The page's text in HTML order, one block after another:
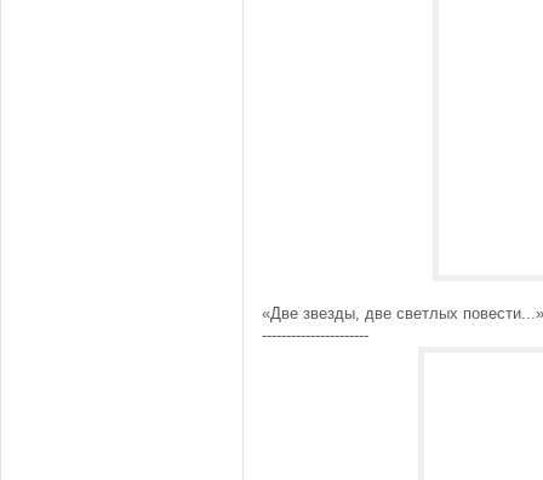
«Две звезды, две светлых
----------------------